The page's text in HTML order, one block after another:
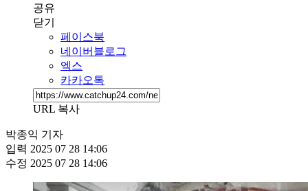
공유
닫기
페이스북
네이버블로그
엑스
카카오톡
URL 복사
박종익 기자
입력 2025 07 28 14:06
수정 2025 07 28 14:06